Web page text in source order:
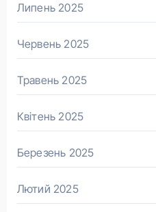
Липень 2025
Червень 2025
Травень 2025
Квітень 2025
Березень 2025
Лютий 2025